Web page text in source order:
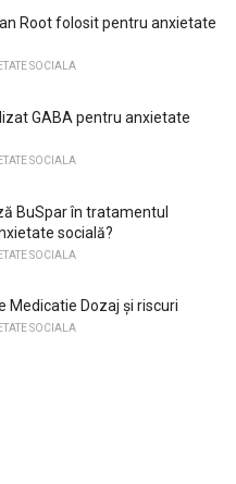
Root folosit pentru anxietate
SOCIALA
GABA pentru anxietate
SOCIALA
BuSpar în tratamentul
socială?
SOCIALA
Medicatie Dozaj și riscuri
SOCIALA